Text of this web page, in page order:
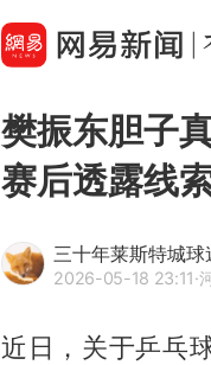
樊振东胆子
赛后透露线
三十年莱斯特城球
2026-05-18 23:11·
近日，关于乒乓